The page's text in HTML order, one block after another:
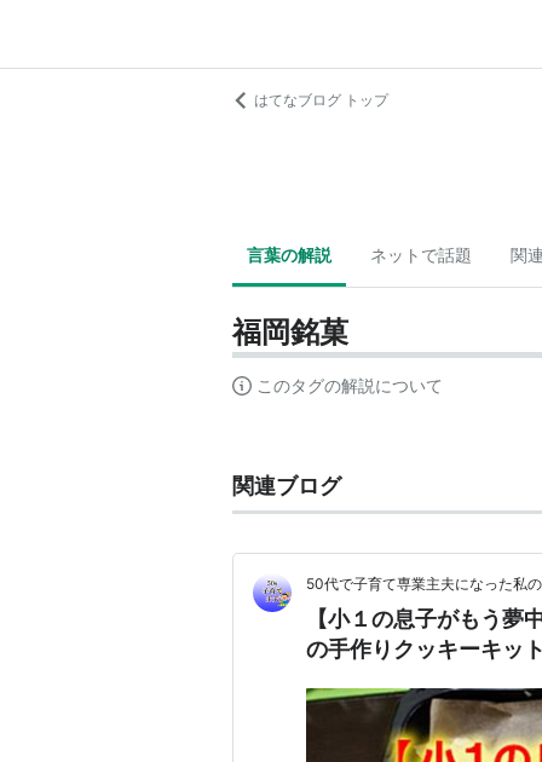
はてなブログ トップ
言葉の解説 ネットで話題 関
福岡銘菓
このタグの解説について
関連ブログ
50代で子育て専業主夫になった私
【小１の息子がもう
の手作りクッキーキッ